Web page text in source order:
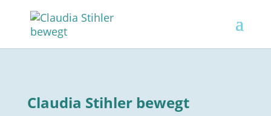
Claudia Stihler bewegt